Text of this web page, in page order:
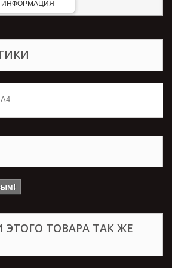
ИНФОРМАЦИЯ
А4
ТОВАРА ТАК ЖЕ